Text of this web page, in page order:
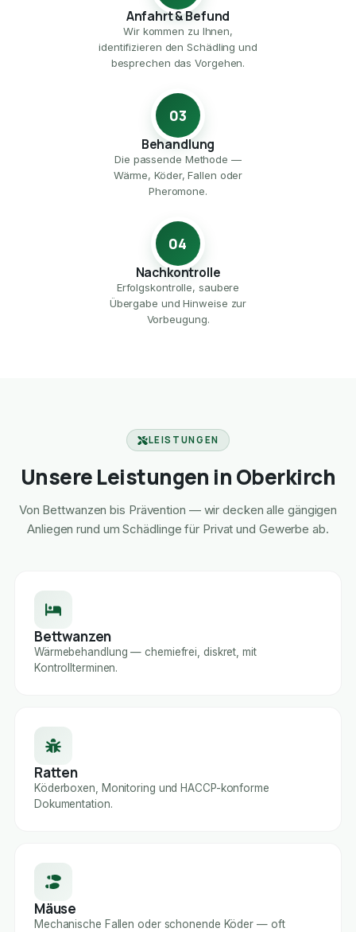
Anfahrt & Befund
Wir kommen zu Ihnen,
identifizieren den Schädling und
besprechen das Vorgehen.
03
Behandlung
Die passende Methode —
Wärme, Köder, Fallen oder
Pheromone.
04
Nachkontrolle
Erfolgskontrolle, saubere
Übergabe und Hinweise zur
Vorbeugung.
LEISTUNGEN
Unsere Leistungen in Oberkirch
Von Bettwanzen bis Prävention — wir decken alle gängigen
Anliegen rund um Schädlinge für Privat und Gewerbe ab.
Bettwanzen
Wärmebehandlung — chemiefrei, diskret, mit
Kontrollterminen.
Ratten
Köderboxen, Monitoring und HACCP-konforme
Dokumentation.
Mäuse
Mechanische Fallen oder schonende Köder — oft